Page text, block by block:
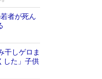
者が死ん
干しゲロま
した」子供